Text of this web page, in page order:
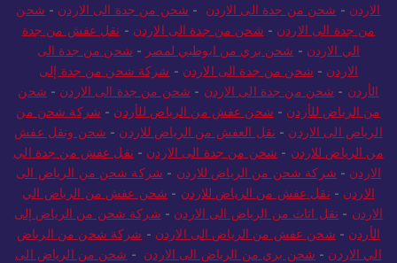
الاردن - شحن من جدة الى الاردن - شحن من جدة الى الاردن - شحن
من جدة الى الاردن - شحن من جدة الى الاردن - نقل عفش من جدة
الي الاردن - شحن بري من ابوظبي لمصر - شحن من جدة الى
الاردن - شحن من جدة الى الاردن - شركة شحن من جدة إلى
الأردن - شحن من جدة الى الاردن - شحن من جدة الى الاردن - شحن
من الرياض للأردن - شحن عفش من الرياض للأردن - شركة شحن من
الرياض الى الاردن - نقل العفش من الرياض للاردن - شحن ونقل عفش
من الرياض للاردن - شحن من جدة الى الاردن - نقل عفش من جدة الي
الاردن - شركة شحن من الرياض للاردن - شركة شحن من الرياض الى
الاردن - نقل عفش من الرياض للاردن - شحن عفش من الرياض الي
الاردن - نقل اثاث من الرياض الى الاردن - شركة شحن من الرياض إلى
الأردن - شحن عفش من الرياض الى الاردن - شركة شحن من الرياض
الي الاردن - شحن بري من الرياض الى الاردن - شحن من الرياض الى